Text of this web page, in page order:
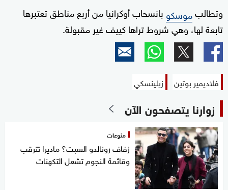
وتطالبموسكو بانسحاب أوكرانيا من أربع مناطق تعتبرها
تابعة لها، وهي شروط تراها كييف غير مقبولة.
فلاديمير بوتين زيلينسكي
زوارنا يتصفحون الآن
منوعات
زفاف رونالدو السبت؟ ماديرا تترقب
وقائمة النجوم تشعل التكهنات